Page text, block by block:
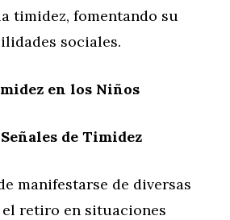
timidez, fomentando su
sociales.
en los Niños
de Timidez
manifestarse de diversas
el retiro en situaciones